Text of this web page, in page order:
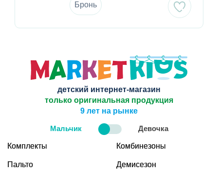
Бронь
детский интернет-магазин
только оригинальная продукция
9 лет на рынке
Мальчик Девочка
Комплекты
Пальто
Комбинезоны
Демисезон